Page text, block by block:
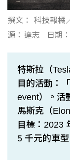
撰文： 科技報
源： 達志 日期：
特斯拉（
目的活動：
event）。活
馬斯克（
目標：2023
5 千元的車